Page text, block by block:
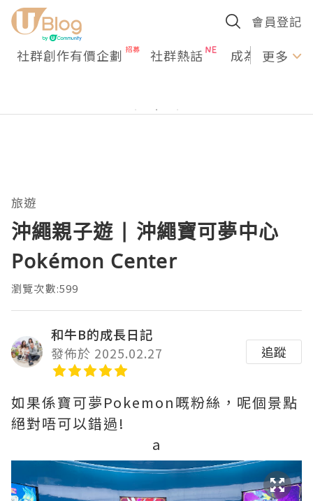
會員登記
社群創作有價企劃 社群熱話 成為U更多
旅遊
沖繩親子遊 | 沖繩寶可夢中心
Pokémon Center
瀏覽次數:599
和牛B的成長日記
發佈於 2025.02.27
追蹤
如果係寶可夢Pokemon嘅粉絲，呢個景點
絕對唔可以錯過!
a